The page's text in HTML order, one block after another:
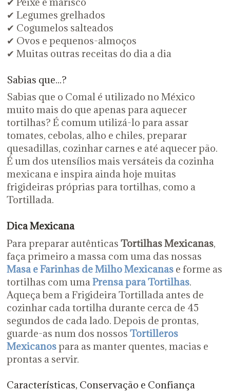
✔ Legumes grelhados
✔ Cogumelos salteados
✔ Ovos e pequenos-almoços
✔ Muitas outras receitas do dia a dia
Sabias que...?
Sabias que o Comal é utilizado no México
muito mais do que apenas para aquecer
tortilhas? É comum utilizá-lo para assar
tomates, cebolas, alho e chiles, preparar
quesadillas, cozinhar carnes e até aquecer pão.
É um dos utensílios mais versáteis da cozinha
mexicana e inspira ainda hoje muitas
frigideiras próprias para tortilhas, como a
Tortillada.
Dica Mexicana
Para preparar autênticas Tortilhas Mexicanas,
faça primeiro a massa com uma das nossas
Masa e Farinhas de Milho Mexicanase forme as
tortilhas com uma Prensa para Tortilhas.
Aqueça bem a Frigideira Tortillada antes de
cozinhar cada tortilha durante cerca de 45
segundos de cada lado. Depois de prontas,
guarde-as num dos nossos Tortilleros
Mexicanospara as manter quentes, macias e
prontas a servir.
Características, Conservação e Confiança